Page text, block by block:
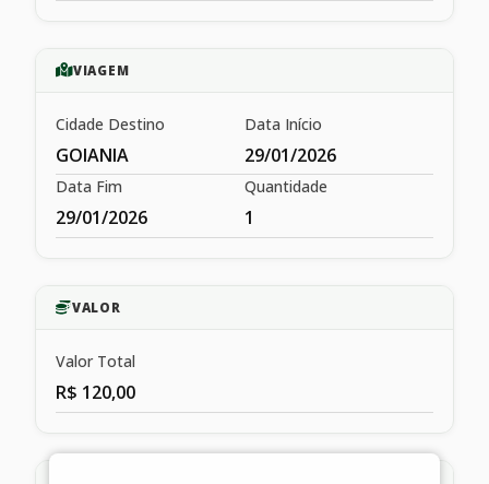
VIAGEM
Cidade Destino
GOIANIA
Data Início
29/01/2026
Data Fim
29/01/2026
Quantidade
1
VALOR
Valor Total
R$ 120,00